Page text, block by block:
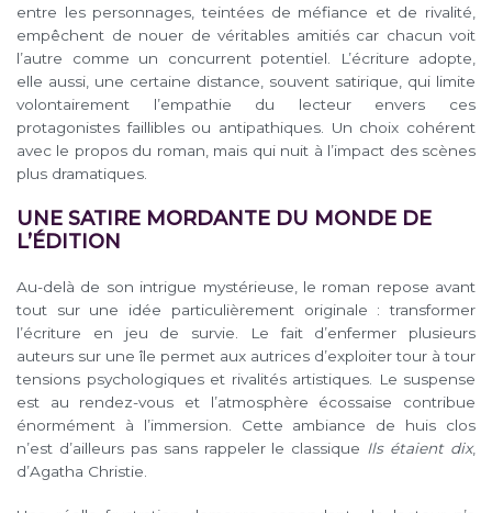
entre les personnages, teintées de méfiance et de rivalité,
empêchent de nouer de véritables amitiés car chacun voit
l’autre comme un concurrent potentiel. L’écriture adopte,
elle aussi, une certaine distance, souvent satirique, qui limite
volontairement l’empathie du lecteur envers ces
protagonistes faillibles ou antipathiques. Un choix cohérent
avec le propos du roman, mais qui nuit à l’impact des scènes
plus dramatiques.
UNE SATIRE MORDANTE DU MONDE DE
L’ÉDITION
Au-delà de son intrigue mystérieuse, le roman repose avant
tout sur une idée particulièrement originale : transformer
l’écriture en jeu de survie. Le fait d’enfermer plusieurs
auteurs sur une île permet aux autrices d’exploiter tour à tour
tensions psychologiques et rivalités artistiques. Le suspense
est au rendez-vous et l’atmosphère écossaise contribue
énormément à l’immersion. Cette ambiance de huis clos
n’est d’ailleurs pas sans rappeler le classique Ils étaient dix,
d’Agatha Christie.